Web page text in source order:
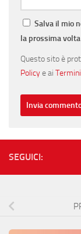
Salva il mio
la prossima
Questo sito è
Policye ai
SEGUICI: